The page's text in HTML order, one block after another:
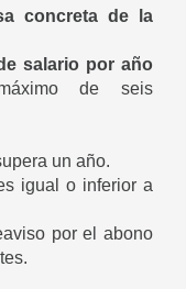
concreta de la
salario por año
de seis
un año.
igual o inferior a
por el abono